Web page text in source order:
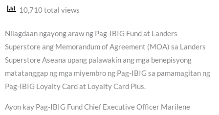
10,710 total views
Nilagdaan ngayong araw ng Pag-IBIG Fund at Landers
Superstore ang Memorandum of Agreement (MOA) sa Landers
Superstore Aseana upang palawakin ang mga benepisyong
matatanggap ng mga miyembro ng Pag-IBIG sa pamamagitan ng
Pag-IBIG Loyalty Card at Loyalty Card Plus.
Ayon kay Pag-IBIG Fund Chief Executive Officer Marilene